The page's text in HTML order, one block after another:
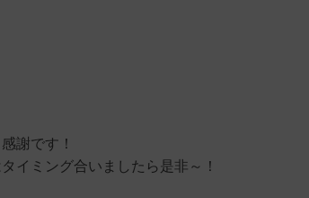
謝です！
イミング合いましたら是非～！